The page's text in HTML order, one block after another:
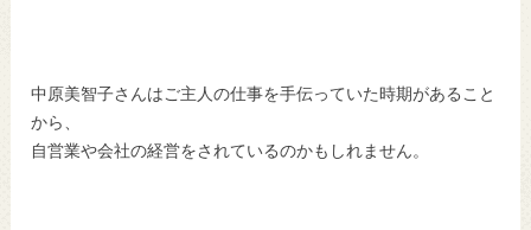
中原美智子さんはご主人の仕事を手伝っていた時期があること
から、
自営業や会社の経営をされているのかもしれません。